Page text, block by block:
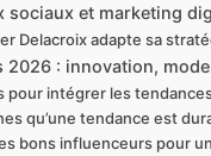
sociaux et marketing
Delacroix adapte sa
2026 : innovation,
pour intégrer les
qu’une tendance est
bons influenceurs pour